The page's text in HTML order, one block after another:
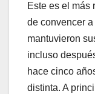
Este es el más
de convencer
mantuvieron
incluso
hace cinco
distinta. A